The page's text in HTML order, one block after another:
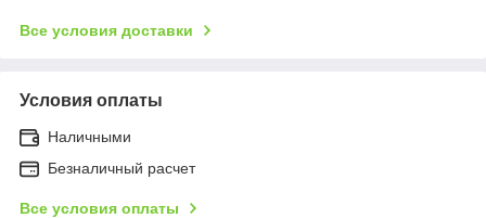
Все условия доставки
Условия оплаты
Наличными
Безналичный расчет
Все условия оплаты